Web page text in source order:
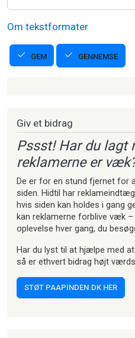
Om tekstformater
GEM GENNEMSE
Giv et bidrag
Pssst! Har du
reklamerne er
De er for en stund fjernet for
siden. Hidtil har
hvis siden kan holdes i gang
kan reklamerne forblive væk
oplevelse hver gang, du
Har du lyst til at hjælpe med
så er ethvert bidrag højt
STØT PAAPINDEN.DK HER